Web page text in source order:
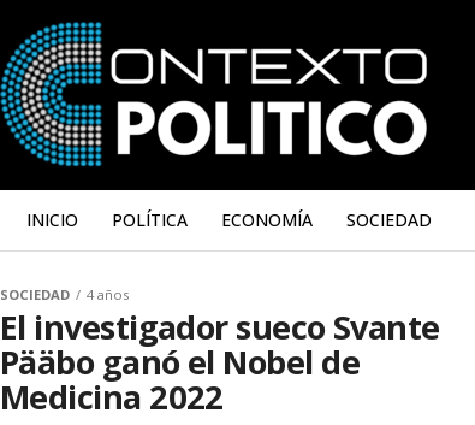
INICIO POLÍTICA ECONOMÍA SOCIEDAD
SOCIEDAD 4 años
El investigador sueco Svante
Pääbo ganó el Nobel de
Medicina 2022